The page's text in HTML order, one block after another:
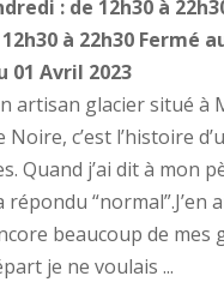
: de 12h30 à
à 22h30 Fermé
01 Avril 2023
artisan glacier situé à
c’est l’histoire
Quand j’ai dit à mon
répondu
beaucoup de mes
je ne voulais ...